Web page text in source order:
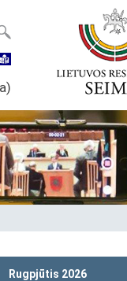
Rugpjūtis 2026